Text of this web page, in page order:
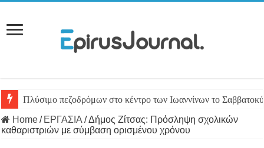
Πλύσιμο πεζοδρόμων στο κέντρο των Ιωαννίνων το
Home/ ΕΡΓΑΣΙΑ /Δήμος Ζίτσας: Πρόσληψη σχολικών
καθαριστριών με σύμβαση ορισμένου χρόνου